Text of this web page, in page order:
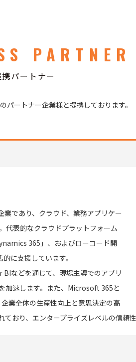
PARTNER
パートナー
パートナー企業様と提携しております。
であり、クラウド、業務アプリケー
代表的なクラウドプラットフォーム
365」、およびローコード開
に支援しています。
などを通じて、現場主導でのアプリ
加速します。また、Microsoft 365と
業全体の生産性向上と意思決定の高
おり、エンタープライズレベルの信頼